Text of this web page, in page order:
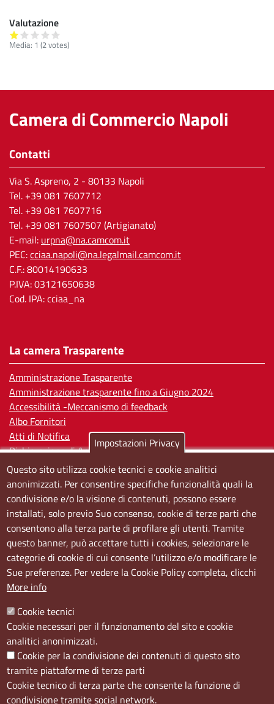
Valutazione
Media: 1 (2votes)
Camera di Commercio Napoli
Contatti
Via S. Aspreno, 2 - 80133 Napoli
Tel. +39 081 7607712
Tel. +39 081 7607716
Tel. +39 081 7607507 (Artigianato)
E-mail: urpna@na.camcom.it
PEC:cciaa.napoli@na.legalmail.camcom.it
C.F.: 80014190633
P.IVA: 03121650638
Cod. IPA: cciaa_na
La camera Trasparente
Amministrazione Trasparente
Amministrazione trasparente fino a Giugno 2024
Accessibilità -Meccanismo di feedback
Albo Fornitori
Atti di Notifica
Dichiarazione di Accessibilità
Sedi e orari
Sede Centrale:
Via S. Aspreno, 2, 80133 Napoli NA
Sede Secondaria:
Corso Meridionale, 58 80143 Napoli NA
Orari
Il venerdì dalle ore 8.50 alle ore 11.00
Social
Impostazioni Privacy
Questo sito utilizza cookie tecnici e cookie analitici
anonimizzati. Per consentire specifiche funzionalità quali la
condivisione e/o la visione di contenuti, possono essere
installati, solo previo Suo consenso, cookie di terze parti che
consentono alla terza parte di profilare gli utenti. Tramite
questo banner, può accettare tutti i cookies, selezionare le
categorie di cookie di cui consente l’utilizzo e/o modificare le
Sue preferenze. Per vedere la Cookie Policy completa, clicchi
More info
Cookie tecnici
Cookie necessari per il funzionamento del sito e cookie
analitici anonimizzati.
Cookie per la condivisione dei contenuti di questo sito
tramite piattaforme di terze parti
Cookie tecnico di terza parte che consente la funzione di
condivisione tramite social network.